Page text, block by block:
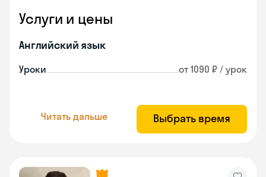
Услуги и цены
Английский язык
Уроки от 1090 ₽ / урок
Читать дальше Выбрать время